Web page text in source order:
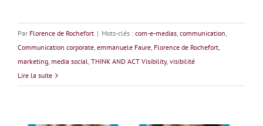
Par Florence de Rochefort | Mots-clés : com-e-medias, communication,
Communication corporate, emmanuele Faure, Florence de Rochefort,
marketing, media social, THINK AND ACT Visibility, visibilité
Lire la suite